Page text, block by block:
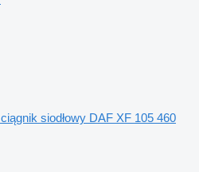
ciągnik siodłowy DAF XF 105 460